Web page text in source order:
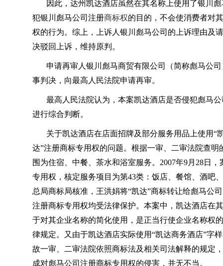
因此，达州凯达酒店虽然在其名称上使用了银川
犯银川彪马公司注册商标权的目的，不会使消费者对
权的行为。综上，上诉人银川彪马公司的上诉理由及
决驳回上诉，维持原判。
申请再审人银川彪马商贸有限公司（简称彪马公
事判决，向最高人民法院申请再审。
最高人民法院认为，本案凯达酒店是否侵犯彪马
进行综合判断。
关于凯达酒店在店面招牌及部分服务用品上使用“
达”注册商标专用权的问题。根据一审、二审法院查
围为住宿、中餐、茶水和浴室服务。2007年9月28日
专用权，核定服务项目为第43类：饭店、餐馆、酒吧
总局商标局核准，王洪娟将“凯达”商标转让给彪马公
注册商标专用权均受法律保护。本案中，凯达酒店在
于对其企业名称的简化使用，是正当行使企业名称权
律规定。又由于凯达酒店实际使用“凯达商务酒店”字
故一审、二审法院依照商标法及相关司法解释的规定
成对彪马公司注册商标专用权的侵害，并无不当。